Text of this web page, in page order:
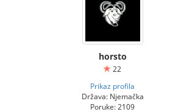
horsto
22
Prikaz profila
Država: Njemačka
Poruke: 2109